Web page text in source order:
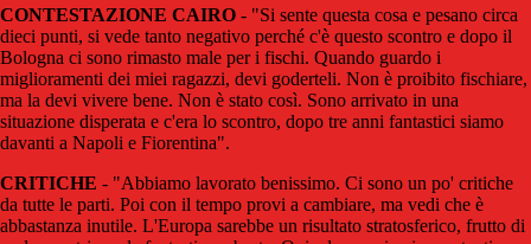
CONTESTAZIONE CAIRO - "Si sente questa cosa e pesano circa
dieci punti, si vede tanto negativo perché c'è questo scontro e dopo il
Bologna ci sono rimasto male per i fischi. Quando guardo i
miglioramenti dei miei ragazzi, devi goderteli. Non è proibito fischiare,
ma la devi vivere bene. Non è stato così. Sono arrivato in una
situazione disperata e c'era lo scontro, dopo tre anni fantastici siamo
davanti a Napoli e Fiorentina".
CRITICHE - "Abbiamo lavorato benissimo. Ci sono un po' critiche
da tutte le parti. Poi con il tempo provi a cambiare, ma vedi che è
abbastanza inutile. L'Europa sarebbe un risultato stratosferico, frutto di